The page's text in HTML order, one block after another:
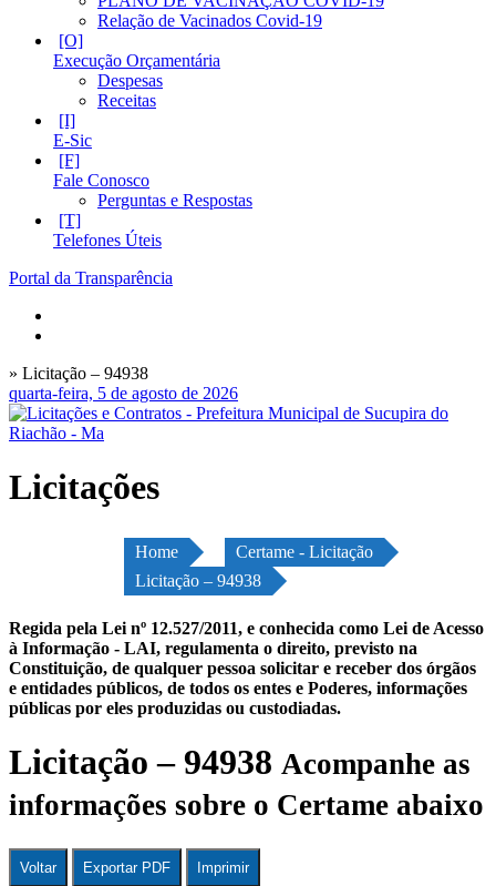
Relação de Vacinados Covid-19
Execução Orçamentária
Despesas
Receitas
E-Sic
Fale Conosco
Perguntas e Respostas
Telefones Úteis
Portal da Transparência
» Licitação – 94938
quarta-feira, 5 de agosto de 2026
Licitações
Home
Certame - Licitação
Licitação – 94938
Regida pela Lei nº 12.527/2011, e conhecida como Lei de Acesso
à Informação - LAI, regulamenta o direito, previsto na
Constituição, de qualquer pessoa solicitar e receber dos órgãos
e entidades públicos, de todos os entes e Poderes, informações
públicas por eles produzidas ou custodiadas.
Licitação – 94938 Acompanhe as
informações sobre o Certame abaixo
Voltar Exportar PDF Imprimir